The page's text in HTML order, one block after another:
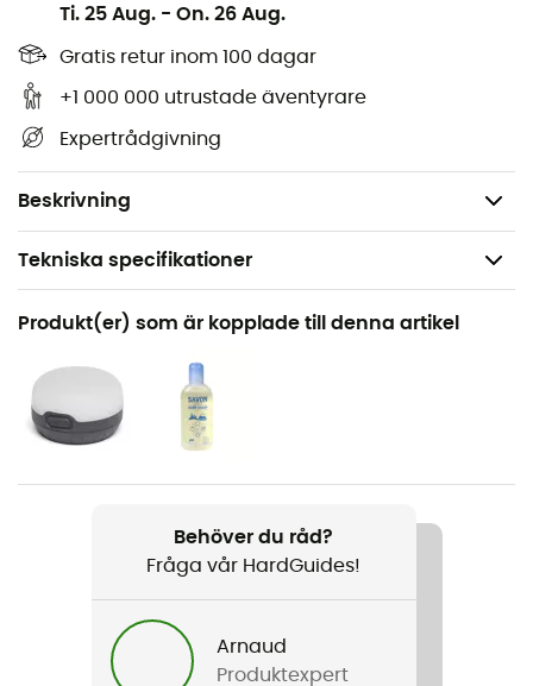
Ti. 25 Aug. - On. 26 Aug.
Gratis retur inom 100 dagar
+1 000 000 utrustade äventyrare
Expertrådgivning
Beskrivning
Pole 11mm (AL6061) x 55cm, W/Insert blir det snabbt och
enkelt att byta ut din defekta del!
Reservdel
Passar stommar med en diameter på 11 mm
Tekniska specifikationer
Produktnamn
Pole 11mm AL6061 x 55cm
Egenskaper
55 cm
Bågarnas diameter
Produkt(er) som är kopplade till denna artikel
Behöver du råd?
Fråga vår HardGuides!
Arnaud
Produktexpert